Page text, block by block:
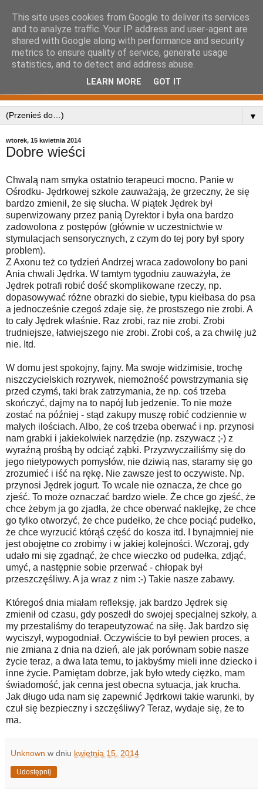
▼
wtorek, 15 kwietnia 2014
Dobre wieści
Chwalą nam smyka ostatnio terapeuci mocno. Panie w
Ośrodku- Jędrkowej szkole zauważają, że grzeczny, że się
bardzo zmienił, że się słucha. W piątek Jędrek był
superwizowany przez panią Dyrektor i była ona bardzo
zadowolona z postępów (głównie w uczestnictwie w
stymulacjach sensorycznych, z czym do tej pory był spory
problem).
Z Axonu też co tydzień Andrzej wraca zadowolony bo pani
Ania chwali Jędrka. W tamtym tygodniu zauważyła, że
Jędrek potrafi robić dość skomplikowane rzeczy, np.
dopasowywać różne obrazki do siebie, typu kiełbasa do psa
a jednocześnie czegoś zdaje się, że prostszego nie zrobi. A
to cały Jędrek właśnie. Raz zrobi, raz nie zrobi. Zrobi
trudniejsze, łatwiejszego nie zrobi. Zrobi coś, a za chwilę już
nie. Itd.
W domu jest spokojny, fajny. Ma swoje widzimisie, trochę
niszczycielskich rozrywek, niemożność powstrzymania się
przed czymś, taki brak zatrzymania, że np. coś trzeba
skończyć, dajmy na to napój lub jedzenie. To nie może
zostać na później - stąd zakupy muszę robić codziennie w
małych ilościach. Albo, że coś trzeba oberwać i np. przynosi
nam grabki i jakiekolwiek narzędzie (np. zszywacz ;-) z
wyraźną prośbą by odciąć ząbki. Przyzwyczailiśmy się do
jego nietypowych pomysłów, nie dziwią nas, staramy się go
zrozumieć i iść na rękę. Nie zawsze jest to oczywiste. Np.
przynosi Jędrek jogurt. To wcale nie oznacza, że chce go
zjeść. To może oznaczać bardzo wiele. Że chce go zjeść, że
chce żebym ja go zjadła, że chce oberwać naklejkę, że chce
go tylko otworzyć, że chce pudełko, że chce pociąć pudełko,
że chce wyrzucić którąś część do kosza itd. I bynajmniej nie
jest obojętne co zrobimy i w jakiej kolejności. Wczoraj, gdy
udało mi się zgadnąć, że chce wieczko od pudełka, zdjąć,
umyć, a następnie sobie przerwać - chłopak był
przeszczęśliwy. A ja wraz z nim :-) Takie nasze zabawy.
Któregoś dnia miałam refleksję, jak bardzo Jędrek się
zmienił od czasu, gdy poszedł do swojej specjalnej szkoły, a
my przestaliśmy do terapeutyzować na siłę. Jak bardzo się
wyciszył, wypogodniał. Oczywiście to był pewien proces, a
nie zmiana z dnia na dzień, ale jak porównam sobie nasze
życie teraz, a dwa lata temu, to jakbyśmy mieli inne dziecko i
inne życie. Pamiętam dobrze, jak było wtedy ciężko, mam
świadomość, jak cenna jest obecna sytuacja, jak krucha.
Jak długo uda nam się zapewnić Jędrkowi takie warunki, by
czuł się bezpieczny i szczęśliwy? Teraz, wydaje się, że to
ma.
Unknown w dniu kwietnia 15, 2014
Udostępnij
This site uses cookies from Google to deliver its services
and to analyze traffic. Your IP address and user-agent are
shared with Google along with performance and security
metrics to ensure quality of service, generate usage
statistics, and to detect and address abuse.
LEARN MORE GOT IT